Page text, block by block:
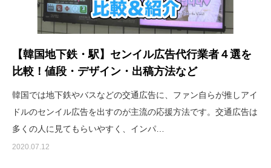
【韓国地下鉄・駅】センイル広告代行業者４選を
比較！値段・デザイン・出稿方法など
韓国では地下鉄やバスなどの交通広告に、ファン自らが推しアイ
ドルのセンイル広告を出すのが主流の応援方法です。交通広告は
多くの人に見てもらいやすく、インパ…
2020.07.12